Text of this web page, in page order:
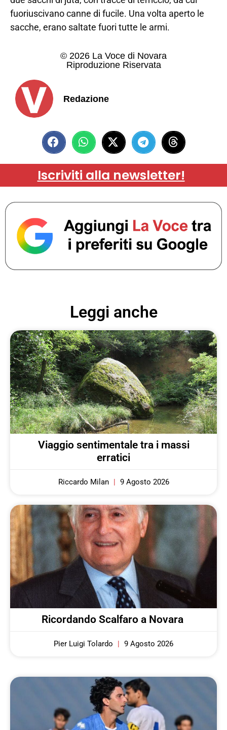
fuoriuscivano canne di fucile. Una volta aperto le
sacche, erano saltate fuori tutte le armi.
© 2026 La Voce di Novara
Riproduzione Riservata
Redazione
Iscriviti alla newsletter!
Leggi anche
Viaggio sentimentale tra i massi
erratici
Riccardo Milan 9 Agosto 2026
Ricordando Scalfaro a Novara
Pier Luigi Tolardo 9 Agosto 2026